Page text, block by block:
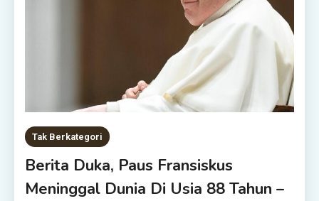
Tak Berkategori
Berita Duka, Paus Fransiskus
Meninggal Dunia Di Usia 88 Tahun –